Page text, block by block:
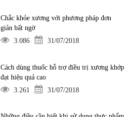
Chắc khỏe xương với phương pháp đơn
giản bất ngờ
3.086
31/07/2018
Cách dùng thuốc hỗ trợ điều trị xương khớp
đạt hiệu quả cao
3.261
31/07/2018